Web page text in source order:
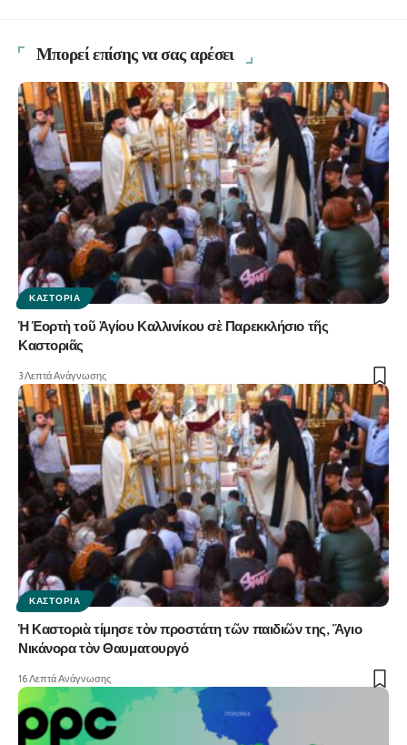
Μπορεί επίσης να σας αρέσει
ΚΑΣΤΟΡΙΆ
Ἡ Ἑορτὴ τοῦ Ἁγίου Καλλινίκου σὲ Παρεκκλήσιο τῆς
Καστοριᾶς
3 Λεπτά Ανάγνωσης
ΚΑΣΤΟΡΙΆ
Ἡ Καστοριὰ τίμησε τὸν προστάτη τῶν παιδιῶν της, Ἅγιο
Νικάνορα τὸν Θαυματουργό
16 Λεπτά Ανάγνωσης